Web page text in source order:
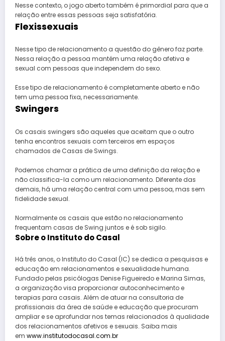
Nesse contexto, o jogo aberto também é primordial para que a
relação entre essas pessoas seja satisfatória.
Flexissexuais
Nesse tipo de relacionamento a questão do gênero faz parte.
Nessa relação a pessoa mantém uma relação afetiva e
sexual com pessoas que independem do sexo.
Esse tipo de relacionamento é completamente aberto e não
tem uma pessoa fixa, necessariamente.
Swingers
Os casais swingers são aqueles que aceitam que o outro
tenha encontros sexuais com terceiros em espaços
chamados de Casas de Swings.
Podemos chamar a prática de uma definição da relação e
não classifica-la como um relacionamento. Diferente das
demais, há uma relação central com uma pessoa, mas sem
fidelidade sexual.
Normalmente os casais que estão no relacionamento
frequentam casas de Swing juntos e é sob sigilo.
Sobreo Instituto do Casal
Há três anos, o Instituto do Casal (IC) se dedica a pesquisas e
educação em relacionamentos e sexualidade humana.
Fundado pelas psicólogas Denise Figueiredo e Marina Simas,
a organização visa proporcionar autoconhecimento e
terapias para casais. Além de atuar na consultoria de
profissionais da área de saúde e educação que procuram
ampliar e se aprofundar nos temas relacionados à qualidade
dos relacionamentos afetivos e sexuais. Saiba mais
em www.institutodocasal.com.br